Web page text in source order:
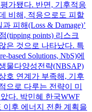
가됐다. 반면, 기후적응
비해, 적응으로도 피할
피해(Loss & Damage)’
(tipping points) 리스크
은 것으로 나타났다. 특
based Solutions, NbS)에
물다양성전략(NBSAP)
호 연계가 부족해, 기후
으로 다루는 전략이 미
다. 박민혜 한국WWF
이후 에너지 전환 계획을